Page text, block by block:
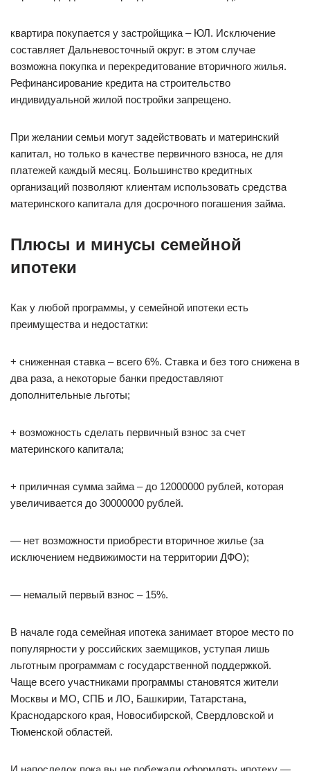
квартира покупается у застройщика – ЮЛ. Исключение
составляет Дальневосточный округ: в этом случае
возможна покупка и перекредитование вторичного жилья.
Рефинансирование кредита на строительство
индивидуальной жилой постройки запрещено.
При желании семьи могут задействовать и материнский
капитал, но только в качестве первичного взноса, не для
платежей каждый месяц. Большинство кредитных
организаций позволяют клиентам использовать средства
материнского капитала для досрочного погашения займа.
Плюсы и минусы семейной
ипотеки
Как у любой программы, у семейной ипотеки есть
преимущества и недостатки:
+ сниженная ставка – всего 6%. Ставка и без того снижена в
два раза, а некоторые банки предоставляют
дополнительные льготы;
+ возможность сделать первичный взнос за счет
материнского капитала;
+ приличная сумма займа – до 12000000 рублей, которая
увеличивается до 30000000 рублей.
— нет возможности приобрести вторичное жилье (за
исключением недвижимости на территории ДФО);
— немалый первый взнос – 15%.
В начале года семейная ипотека занимает второе место по
популярности у российских заемщиков, уступая лишь
льготным программам с государственной поддержкой.
Чаще всего участниками программы становятся жители
Москвы и МО, СПБ и ЛО, Башкирии, Татарстана,
Краснодарского края, Новосибирской, Свердловской и
Тюменской областей.